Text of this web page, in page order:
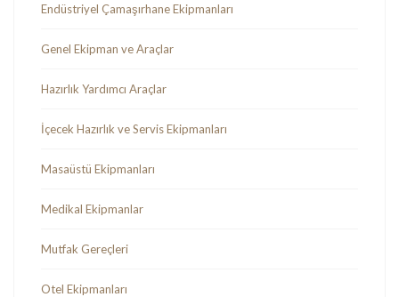
Endüstriyel Çamaşırhane Ekipmanları
Genel Ekipman ve Araçlar
Hazırlık Yardımcı Araçlar
İçecek Hazırlık ve Servis Ekipmanları
Masaüstü Ekipmanları
Medikal Ekipmanlar
Mutfak Gereçleri
Otel Ekipmanları